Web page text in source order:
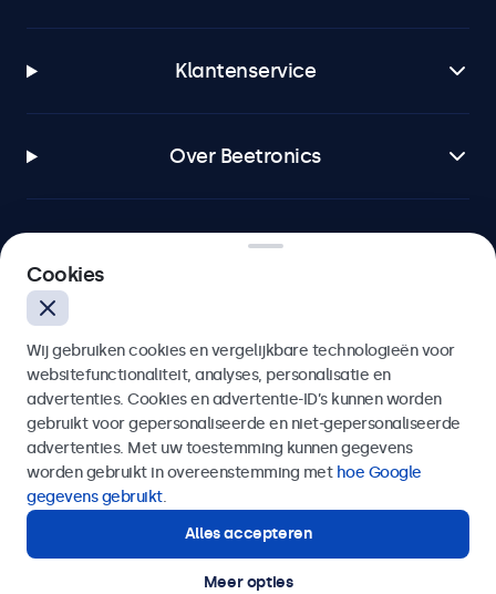
Klantenservice
Over Beetronics
Bloemstraat 28, 1016LC Amsterdam, Nederland
4.8/5 door 5000+ bedrijven
Nederlands
Cookies
Wij gebruiken cookies en vergelijkbare technologieën voor
websitefunctionaliteit, analyses, personalisatie en
advertenties. Cookies en advertentie-ID’s kunnen worden
gebruikt voor gepersonaliseerde en niet-gepersonaliseerde
advertenties. Met uw toestemming kunnen gegevens
worden gebruikt in overeenstemming met hoe Google
gegevens gebruikt.
Alles accepteren
Meer opties